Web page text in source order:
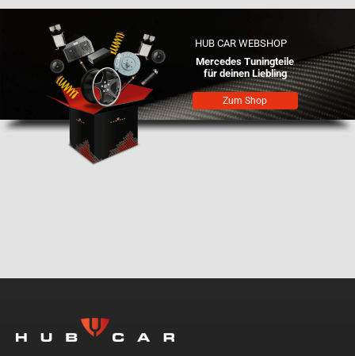
Zum Shop
Mercedes Tuningteile
für deinen Liebling
HUB CAR WEBSHOP